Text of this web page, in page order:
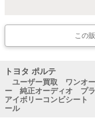
この
トヨタ ポルテ
ユーザー買取 ワンオ
ー 純正オーディオ プラ
アイボリーコンビシー
ール